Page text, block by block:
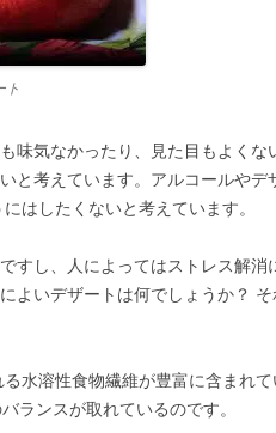
ト
味気なかったり、見た目もよく
と考えています。アルコールや
はしたくないと考えています。
すし、人によってはストレス解消
よいデザートは何でしょうか？
水溶性食物繊維が豊富に含まれ
ランスが取れているのです。